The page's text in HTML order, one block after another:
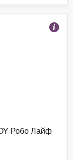
Робо Лайф